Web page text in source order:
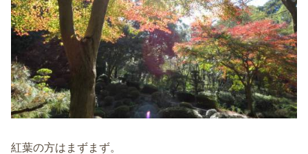
紅葉の方はまずまず。